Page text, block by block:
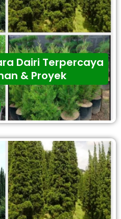
Dairi Terpercaya
& Proyek